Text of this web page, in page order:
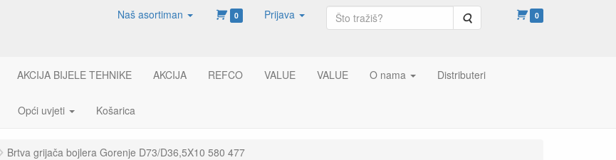
Naš asortiman 0 Prijava Pretraga 0
AKCIJA BIJELE TEHNIKE AKCIJA REFCO VALUE VALUE O nama Distributeri
Opći uvjeti Košarica
Brtva grijača bojlera Gorenje D73/D36,5X10 580 477